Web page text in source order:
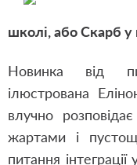
школі, або Скарб у
Новинка від
ілюстрована
влучно
жартами і
питання